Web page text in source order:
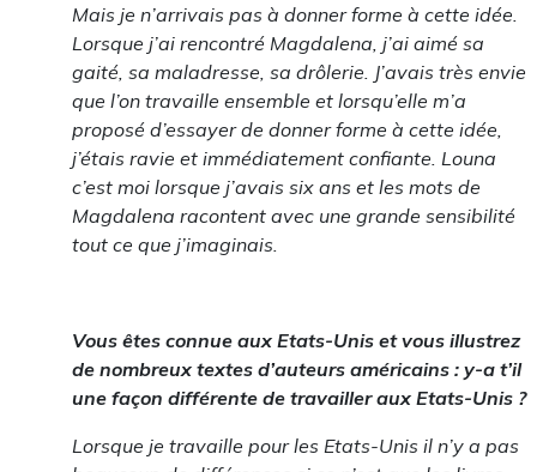
Mais je n’arrivais pas à donner forme à cette idée.
Lorsque j’ai rencontré Magdalena, j’ai aimé sa
gaité, sa maladresse, sa drôlerie. J’avais très envie
que l’on travaille ensemble et lorsqu’elle m’a
proposé d’essayer de donner forme à cette idée,
j’étais ravie et immédiatement confiante. Louna
c’est moi lorsque j’avais six ans et les mots de
Magdalena racontent avec une grande sensibilité
tout ce que j’imaginais.
Vous êtes connue aux Etats-Unis et vous illustrez
de nombreux textes d’auteurs américains : y-a t’il
une façon différente de travailler aux Etats-Unis ?
Lorsque je travaille pour les Etats-Unis il n’y a pas